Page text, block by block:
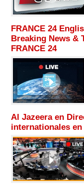
FRANCE 24
Breaking News &
FRANCE 24
Al Jazeera en
internationales